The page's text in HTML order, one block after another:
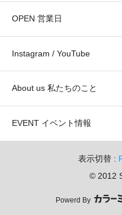
OPEN 営業日
Instagram / YouTube
About us 私たちのこと
EVENT イベント情報
表示切替 :
© 2012
Powerd By